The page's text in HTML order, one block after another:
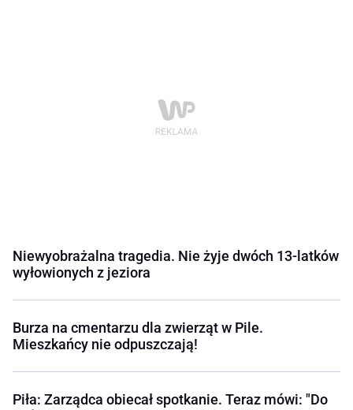
Niewyobrażalna tragedia. Nie żyje dwóch 13-latków
wyłowionych z jeziora
Burza na cmentarzu dla zwierząt w Pile.
Mieszkańcy nie odpuszczają!
Piła: Zarządca obiecał spotkanie. Teraz mówi: "Do